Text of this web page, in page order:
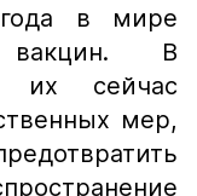
в мире
вакцин. В
их сейчас
мер,